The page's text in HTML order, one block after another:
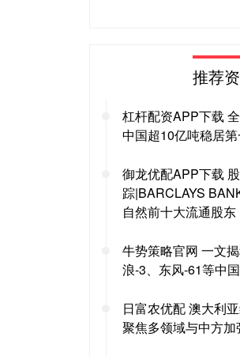
推荐
杠杆配资APP下载
中国超10亿吨稳居
御龙优配APP下载
踪|BARCLAYS
自然前十大流通股东
牛势策略官网 一文
浪-3、东风-61等中
日富农优配 澳大利
聚焦多领域与中方加